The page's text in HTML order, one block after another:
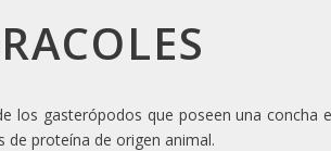
los gasterópodos que poseen una concha
de proteína de origen animal.